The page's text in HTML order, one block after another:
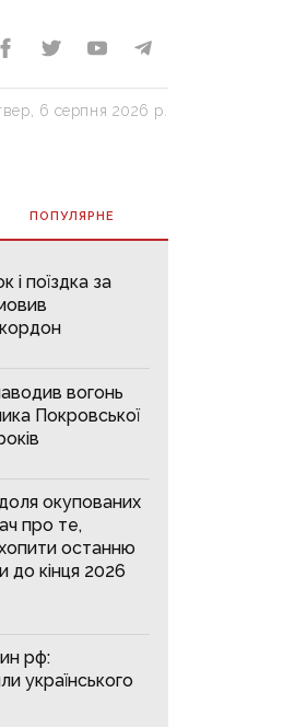
6 серпня 2026 р.
ПОПУЛЯРНE
і поїздка за
вогонь
Покровської
окупованих
про те,
останню
до кінця 2026
рф:
українського